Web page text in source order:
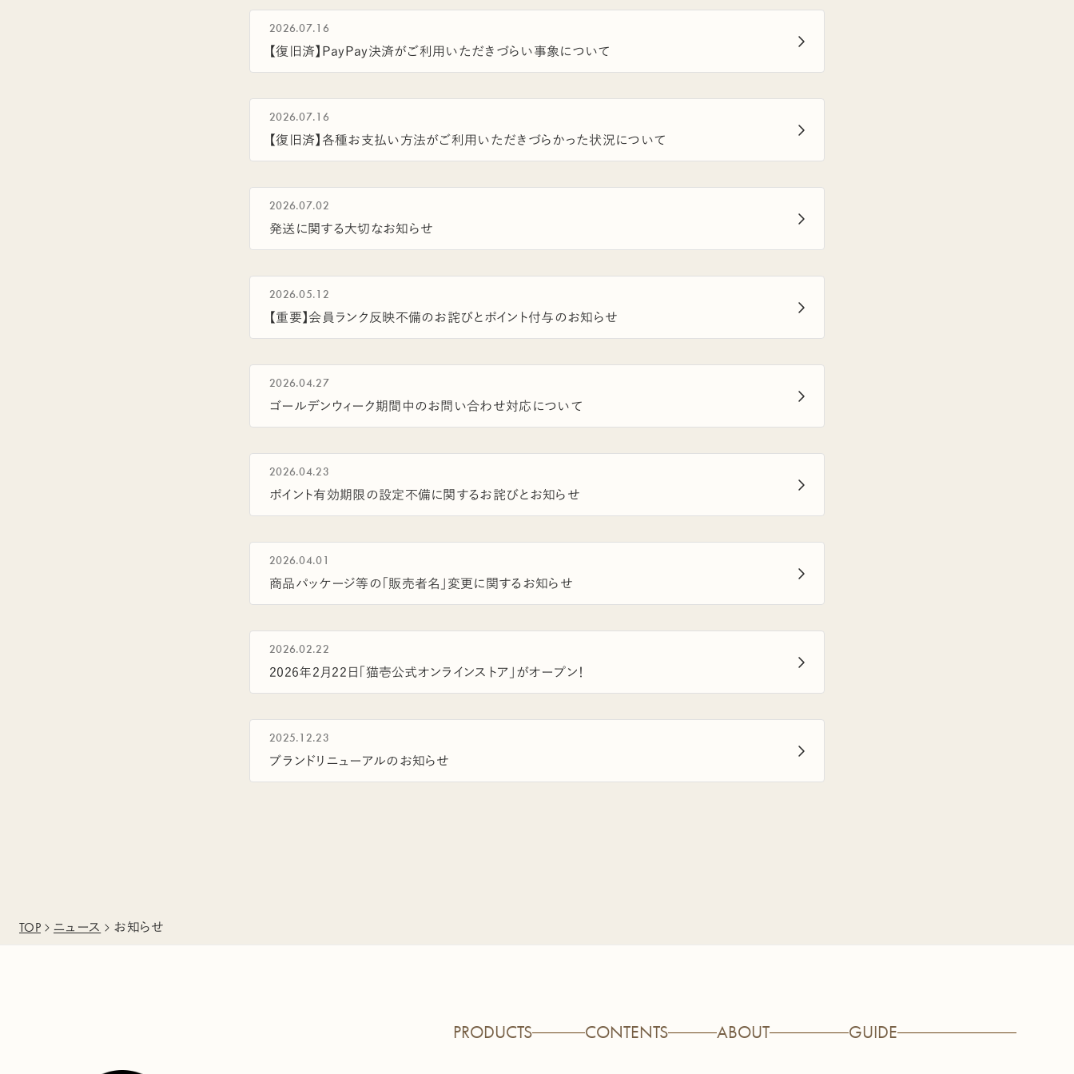
2026.07.16
【復旧済】PayPay決済がご利用いただきづらい事象について
2026.07.16
【復旧済】各種お支払い方法がご利用いただきづらかった状況について
2026.07.02
発送に関する大切なお知らせ
2026.05.12
【重要】会員ランク反映不備のお詫びとポイント付与のお知らせ
2026.04.27
ゴールデンウィーク期間中のお問い合わせ対応について
2026.04.23
ポイント有効期限の設定不備に関するお詫びとお知らせ
2026.04.01
商品パッケージ等の「販売者名」変更に関するお知らせ
2026.02.22
2026年2月22日「猫壱公式オンラインストア」がオープン！
2025.12.23
ブランドリニューアルのお知らせ
TOP ニュース お知らせ
PRODUCTS CONTENTS ABOUT GUIDE